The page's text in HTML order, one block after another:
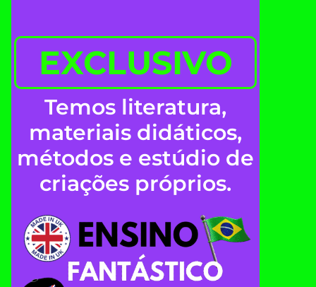
EXCLUSIVO
Temos literatura,
materiais didáticos,
métodos e estúdio de
criações próprios.